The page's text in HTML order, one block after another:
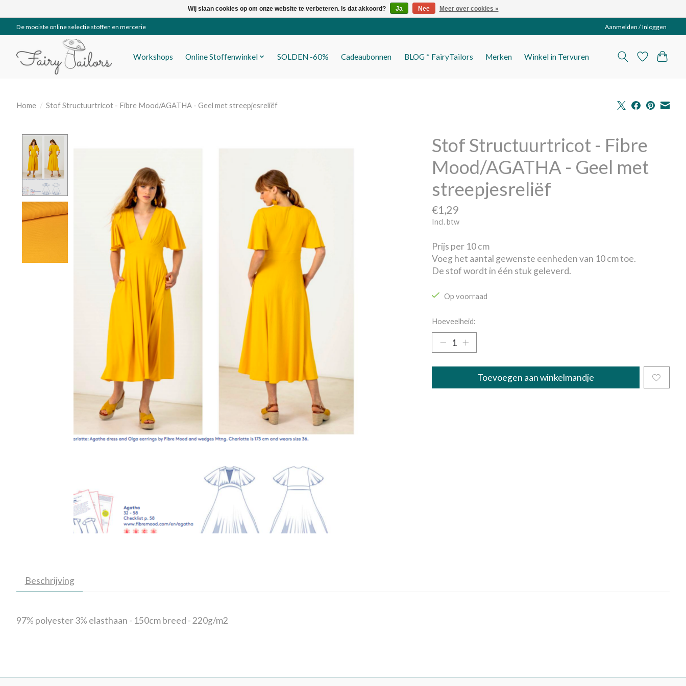
De mooiste online selectie stoffen en mercerie Aanmelden / Inloggen
Workshops Online Stoffenwinkel SOLDEN -60% Cadeaubonnen BLOG * FairyTailors Merken Winkel in Tervuren
Home / Stof Structuurtricot - Fibre Mood/AGATHA - Geel met streepjesreliëf
Stof Structuurtricot - Fibre
Mood/AGATHA - Geel met
streepjesreliëf
€1,29
Incl. btw
Prijs per 10 cm
Voeg het aantal gewenste eenheden van 10 cm toe.
De stof wordt in één stuk geleverd.
Op voorraad
Hoeveelheid:
Toevoegen aan winkelmandje
Beschrijving
97% polyester 3% elasthaan - 150cm breed - 220g/m2
Wij slaan cookies op om onze website te verbeteren. Is dat akkoord? Ja Nee Meer over cookies »